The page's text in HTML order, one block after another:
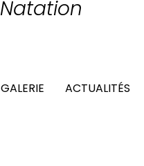
Natation
GALERIE ACTUALITÉS